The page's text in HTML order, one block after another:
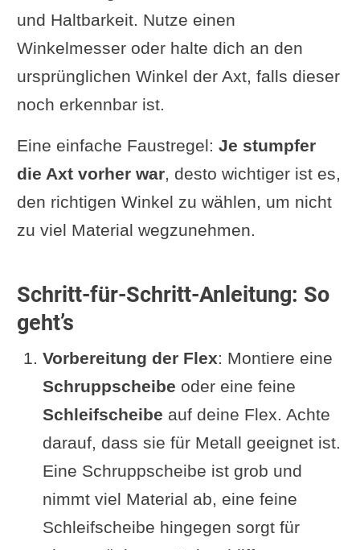
und Haltbarkeit. Nutze einen
Winkelmesser oder halte dich an den
ursprünglichen Winkel der Axt, falls dieser
noch erkennbar ist.
Eine einfache Faustregel: Je stumpfer
die Axt vorher war, desto wichtiger ist es,
den richtigen Winkel zu wählen, um nicht
zu viel Material wegzunehmen.
Schritt-für-Schritt-Anleitung: So
geht’s
Vorbereitung der Flex: Montiere eine
Schruppscheibe oder eine feine
Schleifscheibe auf deine Flex. Achte
darauf, dass sie für Metall geeignet ist.
Eine Schruppscheibe ist grob und
nimmt viel Material ab, eine feine
Schleifscheibe hingegen sorgt für